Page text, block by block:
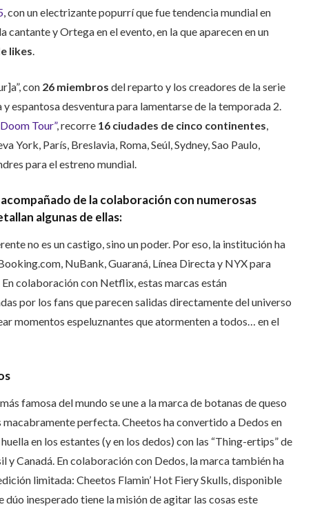
, con un electrizante popurrí que fue tendencia mundial en
y Ortega en el evento, en la que aparecen en un
likes
con 26 miembros del reparto y los creadores de la serie
y espantosa desventura para lamentarse de la temporada 2.
Tour”, recorre 16 ciudades de cinco continentes,
York, París, Breslavia, Roma, Seúl, Sydney, Sao Paulo,
para el estreno mundial.
de la colaboración con numerosas
algunas de ellas:
no es un castigo, sino un poder. Por eso, la institución ha
NuBank, Guaraná, Línea Directa y NYX para
colaboración con Netflix, estas marcas están
por los fans que parecen salidas directamente del universo
momentos espeluznantes que atormenten a todos… en el
famosa del mundo se une a la marca de botanas de queso
macabramente perfecta. Cheetos ha convertido a Dedos en
en los estantes (y en los dedos) con las “Thing-ertips” de
y Canadá. En colaboración con Dedos, la marca también ha
limitada: Cheetos Flamin’ Hot Fiery Skulls, disponible
dúo inesperado tiene la misión de agitar las cosas este